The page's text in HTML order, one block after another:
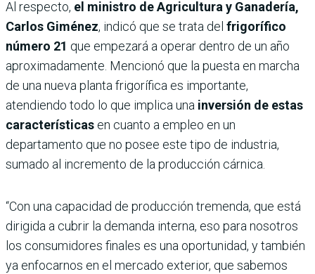
Al respecto, el ministro de Agricultura y Ganadería,
Carlos Giménez, indicó que se trata del frigorífico
número 21 que empezará a operar dentro de un año
aproximadamente. Mencionó que la puesta en marcha
de una nueva planta frigorífica es importante,
atendiendo todo lo que implica una inversión de estas
características en cuanto a empleo en un
departamento que no posee este tipo de industria,
sumado al incremento de la producción cárnica.
“Con una capacidad de producción tremenda, que está
dirigida a cubrir la demanda interna, eso para nosotros
los consumidores finales es una oportunidad, y también
ya enfocarnos en el mercado exterior, que sabemos